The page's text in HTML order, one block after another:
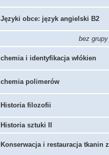
Języki obce: język angielski B2
bez
chemia i identyfikacja włókien
chemia polimerów
Historia filozofii
Historia sztuki II
Konserwacja i restauracja tkanin